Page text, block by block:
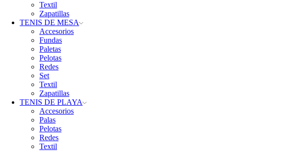
Textil
Zapatillas
TENIS DE MESA
Accesorios
Fundas
Paletas
Pelotas
Redes
Set
Textil
Zapatillas
TENIS DE PLAYA
Accesorios
Palas
Pelotas
Redes
Textil